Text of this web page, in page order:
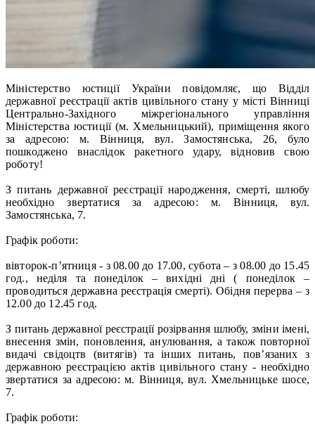
Міністерство юстиції України повідомляє, що Відділ
державної реєстрації актів цивільного стану у місті Вінниці
Центрально-Західного міжрегіонального управління
Міністерства юстиції (м. Хмельницький), приміщення якого
за адресою: м. Вінниця, вул. Замостянська, 26, було
пошкоджено внаслідок ракетного удару, відновив свою
роботу!
З питань державної реєстрації народження, смерті, шлюбу
необхідно звертатися за адресою: м. Вінниця, вул.
Замостянська, 7.
Графік роботи:
вівторок-п’ятниця - з 08.00 до 17.00, субота – з 08.00 до 15.45
год., неділя та понеділок – вихідні дні ( понеділок –
проводиться державна реєстрація смерті). Обідня перерва – з
12.00 до 12.45 год.
З питань державної реєстрації розірвання шлюбу, зміни імені,
внесення змін, поновлення, анулювання, а також повторної
видачі свідоцтв (витягів) та інших питань, пов’язаних з
державною реєстрацією актів цивільного стану - необхідно
звертатися за адресою: м. Вінниця, вул. Хмельницьке шосе,
7.
Графік роботи: